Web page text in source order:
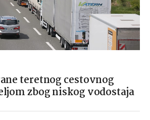
teretnog cestovnog
zbog niskog vodostaja